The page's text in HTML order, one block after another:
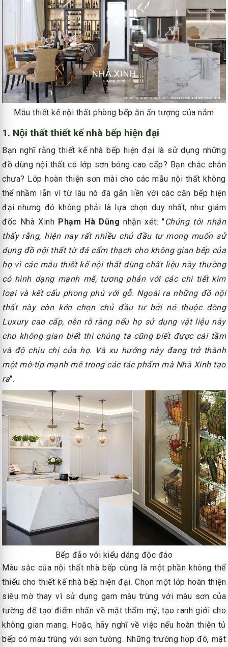
Mẫu thiết kế nội thất phòng bếp ăn ấn tượng của năm
1. Nội thất thiết kế nhà bếp hiện đại
Bạn nghĩ rằng thiết kế nhà bếp hiện đại là sử dụng những
đồ dùng nội thất có lớp sơn bóng cao cấp? Bạn chắc chắn
chưa? Lớp hoàn thiện sơn mài cho các mẫu nội thất không
thể nhầm lẫn vì từ lâu nó đã gắn liền với các căn bếp hiện
đại nhưng đó không phải là lựa chọn duy nhất, như giám
đốc Nhà Xinh Phạm Hà Dũng nhận xét: "Chúng tôi nhận
thấy rằng, hiện nay rất nhiều chủ đầu tư mong muốn sử
dụng đồ nội thất từ đá cẩm thạch cho không gian bếp của
họ vì các mẫu thiết kế nội thất dùng chất liệu này thường
có hình dạng mạnh mẽ, tương phản với các chi tiết kim
loại và kết cấu phong phú với gỗ. Ngoài ra những đồ nội
thất này còn kén chọn chủ đầu tư bởi nó thuộc dòng
Luxury cao cấp, nên rõ ràng nếu họ sử dụng vật liệu này
cho không gian biết thì chúng ta cũng biết được cái tầm
và độ chịu chị của họ. Và xu hướng này đang trở thành
một mô-típ mạnh mẽ trong các tác phẩm mà Nhà Xinh tạo
ra".
Bếp đảo với kiểu dáng độc đáo
Màu sắc của nội thất nhà bếp cũng là một phần không thể
thiếu cho thiết kế nhà bếp hiện đại. Chọn một lớp hoàn thiện
siêu mờ thay vì sử dụng gam màu trùng với màu sơn của
tường để tạo điểm nhấn về mặt thẩm mỹ, tạo ranh giới cho
không gian mang. Hoặc, hãy nghĩ về việc nếu hoàn thiện tủ
bếp có màu trùng với sơn tường. Những trường hợp đó, mặt